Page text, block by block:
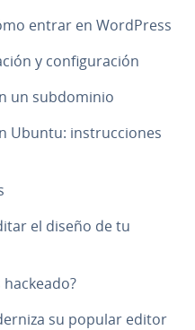
entrar en WordPress
y co­n­fi­gu­ra­ción
un su­b­do­mi­nio
Ubuntu: in­s­tru­c­cio­nes
el diseño de tu
su popular editor